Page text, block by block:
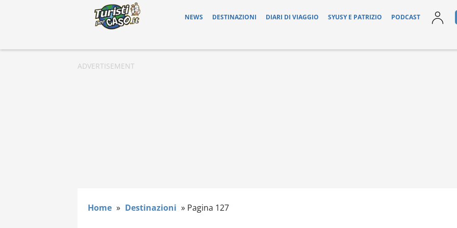
NEWS DESTINAZIONI DIARI DI VIAGGIO SYUSY E PATRIZIO PODCAST
Home » Destinazioni » Pagina 127